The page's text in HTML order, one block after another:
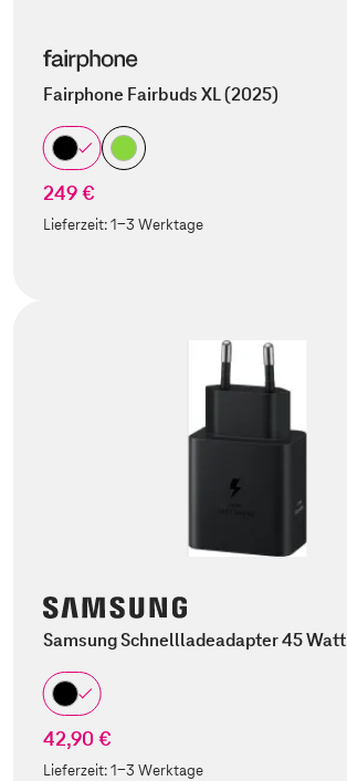
Fairphone Fairbuds XL (2025)
249 €
Lieferzeit:1-3 Werktage
Samsung Schnellladeadapter 45 Watt
42,90 €
Lieferzeit:1-3 Werktage